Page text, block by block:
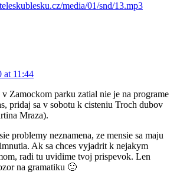
media/01/snd/13.mp3
at 11:44
Zamockom parku zatial nie je na programe
pridaj sa v sobotu k cisteniu Troch dubov
Mraza).
problemy neznamena, ze mensie sa maju
Ak sa chces vyjadrit k nejakym
radi tu uvidime tvoj prispevok. Len
na gramatiku 🙂